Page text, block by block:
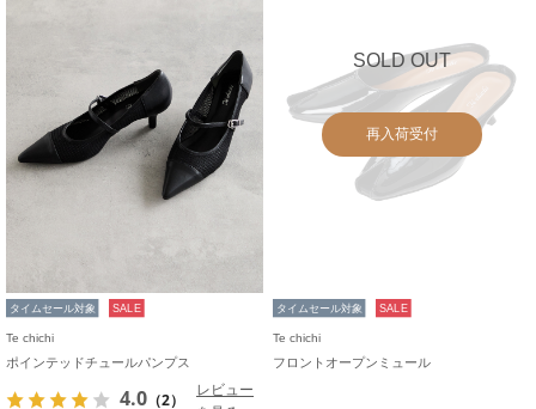
タイムセール対象 SALE
Te chichi
ポインテッドチュールパンプス
4.0 （2）
レビュー
SOLD OUT
再入荷受付
タイムセール対象 SALE
Te chichi
フロントオープンミュール